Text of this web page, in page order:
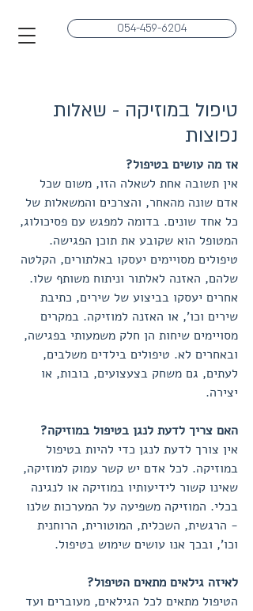
054-459-6204
טיפול במוזיקה - שאלות
נפוצות
אז מה עושים בטיפול?
אין תשובה אחת לשאלה הזו, משום שכל
אדם שונה מהאחר, והצרכים והמשאלות של
כל אחד שונים. בדומה למפגש עם פסיכולוג,
המטופל הוא שקובע את תוכן הפגישה.
טיפולים מסויימים יעסקו באלתורים, הקלטה
שלהם, האזנה לאלתור וניתוח משותף שלו.
אחרים יעסקו בביצוע של שירים, כתיבת
שירים וכו', או האזנה למוזיקה. במקרים
מסויימים שיחות הן חלק משמעותי בפגישה,
ובאחרים לא. טיפולים בילדים משלבים,
לעתים, גם משחק בצעצועים, בובות, או
יצירה.
האם צריך לדעת לנגן בטיפול במוזיקה?
אין צורך לדעת לנגן כדי להיות בטיפול
במוזיקה. לכל אדם יש קשר עמוק למוזיקה,
שאינו קשור לידיעותיו במוזיקה או לנגינה
בכלי. המוזיקה משפיעה על המערכות שלנו
- הרגשית, השכלית, המוטורית, הרוחנית
וכו', ובכך אנו עושים שימוש בטיפול.
לאיזה גילאים מתאים הטיפול?
הטיפול מתאים לכל הגילאים, מעוברים ועד